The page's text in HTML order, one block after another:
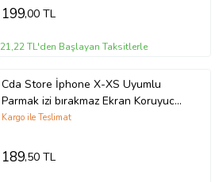
199,00 TL
21,22 TL'den Başlayan Taksitlerle
Cda Store İphone X-XS Uyumlu
Parmak izi bırakmaz Ekran Koruyucu
Nano MAT Jelatin
Kargo ile Teslimat
189,50 TL